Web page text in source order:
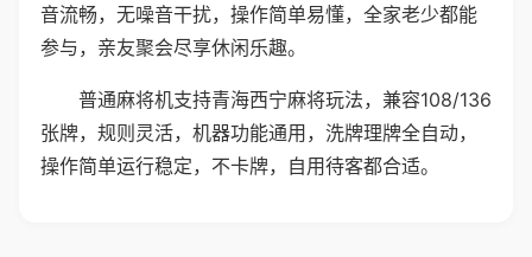
音流畅，无噪音干扰，操作简单易懂，全家老少都能
参与，亲友聚会尽享休闲乐趣。
普通麻将机支持青海西宁麻将玩法，兼容108/136
张牌，规则灵活，机器功能通用，洗牌理牌全自动，
操作简单运行稳定，不卡牌，自用待客都合适。